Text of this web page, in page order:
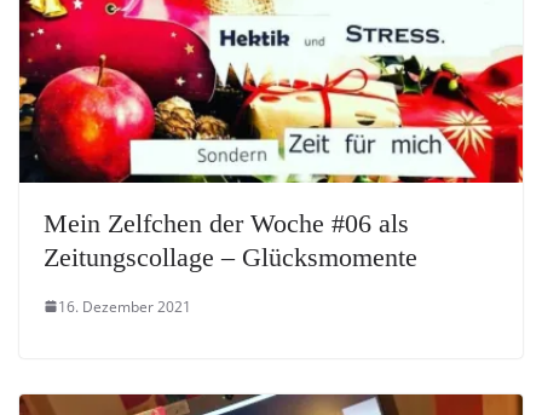
Mein Zelfchen der Woche #06 als
Zeitungscollage – Glücksmomente
16. Dezember 2021